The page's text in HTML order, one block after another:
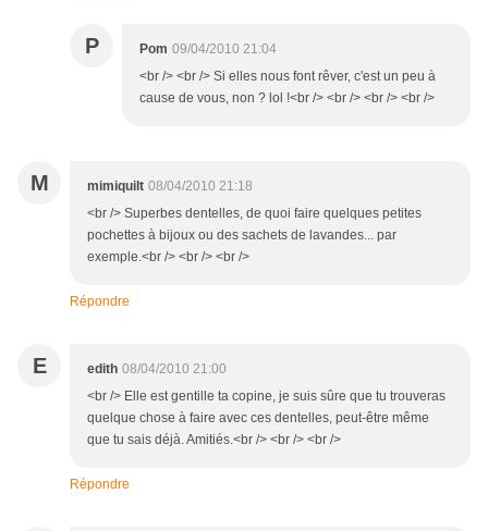
P Pom 09/04/2010 21:04
<br /> <br /> Si elles nous font rêver, c'est un peu à
cause de vous, non ? lol !<br /> <br /> <br /> <br />
M mimiquilt 08/04/2010 21:18
<br /> Superbes dentelles, de quoi faire quelques petites
pochettes à bijoux ou des sachets de lavandes... par
exemple.<br /> <br /> <br />
Répondre
E edith 08/04/2010 21:00
<br /> Elle est gentille ta copine, je suis sûre que tu trouveras
quelque chose à faire avec ces dentelles, peut-être même
que tu sais déjà. Amitiés.<br /> <br /> <br />
Répondre